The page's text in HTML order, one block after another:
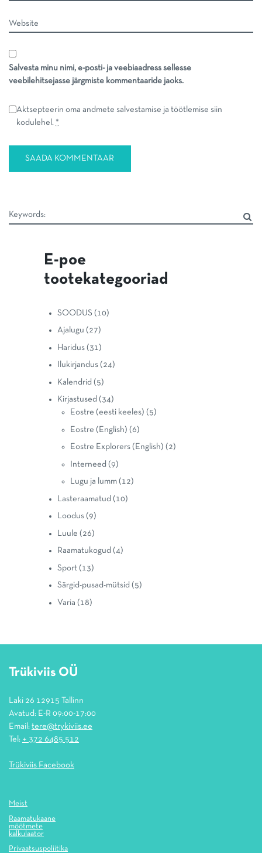
Salvesta minu nimi, e-posti- ja veebiaadress sellesse
veebilehitsejasse järgmiste kommentaaride jaoks.
Aktsepteerin oma andmete salvestamise ja töötlemise siin
kodulehel. *
E-poe
tootekategooriad
SOODUS (10)
Ajalugu (27)
Haridus (31)
Ilukirjandus (24)
Kalendrid (5)
Kirjastused (34)
Eostre (eesti keeles) (5)
Eostre (English) (6)
Eostre Explorers (English) (2)
Interneed (9)
Lugu ja lumm (12)
Lasteraamatud (10)
Loodus (9)
Luule (26)
Raamatukogud (4)
Sport (13)
Särgid-pusad-mütsid (5)
Varia (18)
Trükiviis OÜ
Laki 26 12915 Tallinn
Avatud: E-R 09:00-17:00
Email: tere@trykiviis.ee
Tel: + 372 6485 512
Trükiviis Facebook
Meist
Raamatukaane
mõõtmete
kalkulaator
Privaatsuspoliitika